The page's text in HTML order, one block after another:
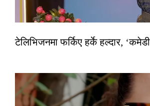
टेलिभिजनमा फर्किए हर्के हल्दार,